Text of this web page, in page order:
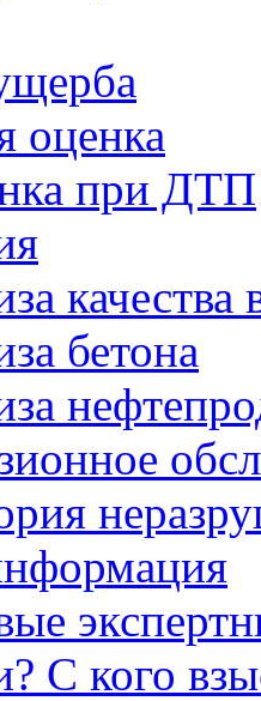
оценка
при ДТП
качества
бетона
С кого